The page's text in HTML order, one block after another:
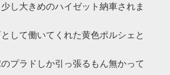
し大きめのハイゼット納車されま
して働いてくれた黄色ポルシェと
プラドしか引っ張るもん無かって